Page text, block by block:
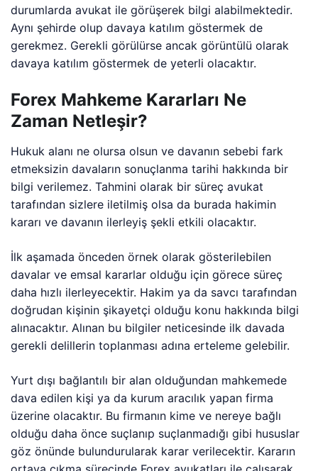
durumlarda avukat ile görüşerek bilgi alabilmektedir.
Aynı şehirde olup davaya katılım göstermek de
gerekmez. Gerekli görülürse ancak görüntülü olarak
davaya katılım göstermek de yeterli olacaktır.
Forex Mahkeme Kararları Ne
Zaman Netleşir?
Hukuk alanı ne olursa olsun ve davanın sebebi fark
etmeksizin davaların sonuçlanma tarihi hakkında bir
bilgi verilemez. Tahmini olarak bir süreç avukat
tarafından sizlere iletilmiş olsa da burada hakimin
kararı ve davanın ilerleyiş şekli etkili olacaktır.
İlk aşamada önceden örnek olarak gösterilebilen
davalar ve emsal kararlar olduğu için görece süreç
daha hızlı ilerleyecektir. Hakim ya da savcı tarafından
doğrudan kişinin şikayetçi olduğu konu hakkında bilgi
alınacaktır. Alınan bu bilgiler neticesinde ilk davada
gerekli delillerin toplanması adına erteleme gelebilir.
Yurt dışı bağlantılı bir alan olduğundan mahkemede
dava edilen kişi ya da kurum aracılık yapan firma
üzerine olacaktır. Bu firmanın kime ve nereye bağlı
olduğu daha önce suçlanıp suçlanmadığı gibi hususlar
göz önünde bulundurularak karar verilecektir. Kararın